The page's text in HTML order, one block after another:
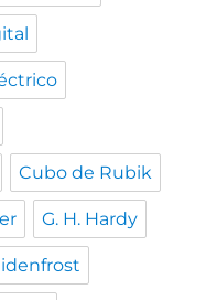
Cubo de Rubik
G. H. Hardy